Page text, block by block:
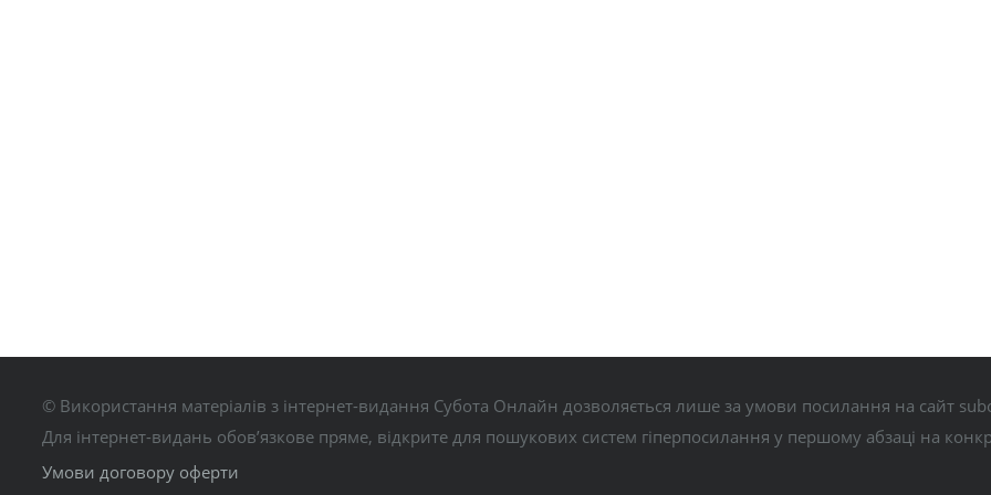
© Використання матеріалів з інтернет-видання Субота Онлайн дозволяється лише за умови посилання на сайт
Для інтернет-видань обов’язкове пряме, відкрите для пошукових систем гіперпосилання у першому абзаці на
Умови договору оферти